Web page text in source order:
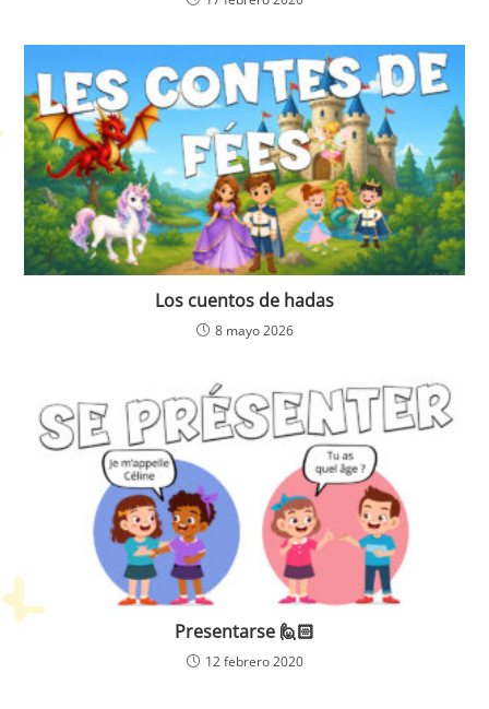
Los cuentos de hadas
8 mayo 2026
Presentarse 🙋🏻
12 febrero 2020